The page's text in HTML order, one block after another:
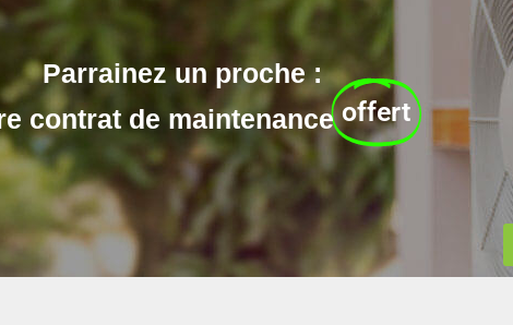
Parrainez un proche :
contrat de maintenanceoffert